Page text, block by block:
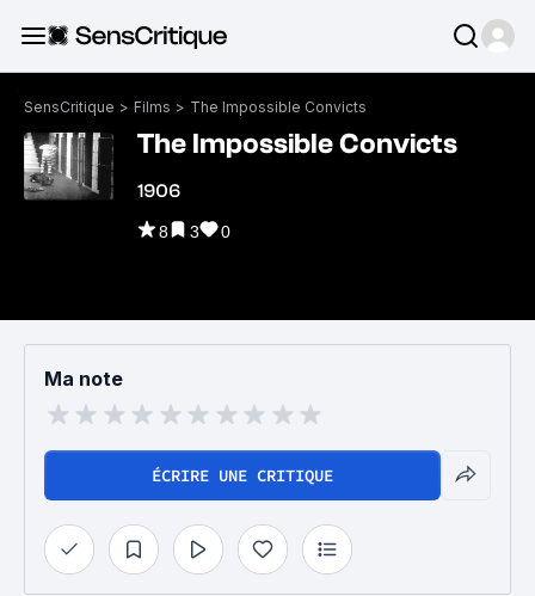
SensCritique > Films > The Impossible Convicts
The Impossible Convicts
1906
8 3 0
Ma note
ÉCRIRE UNE CRITIQUE